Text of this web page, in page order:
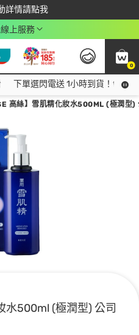
詳情請點我
高回饋$350
上服務
0
下單選閃電送 1小時到貨！領神
高絲】雪肌精化妝水500ML (極潤型)
水500ml (極潤型) 公司